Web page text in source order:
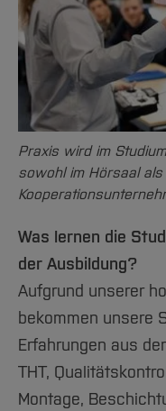
Praxis wird im
sowohl im Hörsaal
Was lernen die
der Ausbildung?
Aufgrund unserer
bekommen unsere
Erfahrungen aus
THT,
Montage,